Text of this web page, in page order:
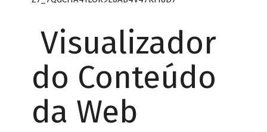
Visualizador
do Conteúdo
da Web